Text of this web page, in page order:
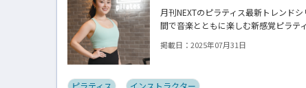
月刊NEXTのピラティス最新トレンド
間で音楽とともに楽しむ新感覚ピラテ
ーナー・Mizukiさんの体験談ととも
密に迫る！
掲載日： 2025年07月31日